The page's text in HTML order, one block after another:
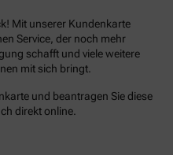
Mit unserer Kundenkarte
Service, der noch mehr
schafft und viele weitere
mit sich bringt.
und beantragen Sie diese
direkt online.